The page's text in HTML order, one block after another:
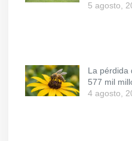
5 agosto,
La pérdida
577 mil
4 agosto,